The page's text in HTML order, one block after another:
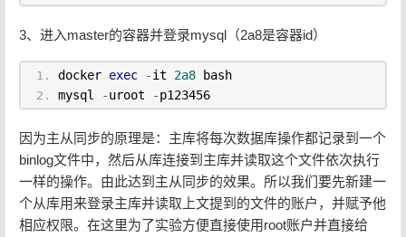
3、进入master的容器并登录mysql（2a8是容器id）
docker exec -it 2a8 bash
mysql
-uroot -p123456
因为主从同步的原理是：主库将每次数据库操作都记录到一个
binlog文件中，然后从库连接到主库并读取这个文件依次执行
一样的操作。由此达到主从同步的效果。所以我们要先新建一
个从库用来登录主库并读取上文提到的文件的账户，并赋予他
相应权限。在这里为了实验方便直接使用root账户并直接给